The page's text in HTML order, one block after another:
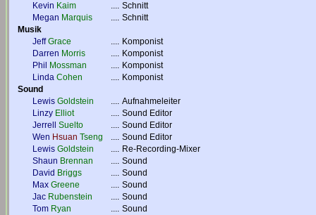
Kevin Kaim .... Schnitt
Megan Marquis .... Schnitt
Musik
Jeff Grace .... Komponist
Darren Morris .... Komponist
Phil
Mossman .... Komponist
Linda Cohen .... Komponist
Sound
Lewis Goldstein .... Aufnahmeleiter
Linzy Elliot .... Sound Editor
Jerrell
Suelto .... Sound Editor
Wen Hsuan Tseng .... Sound Editor
Lewis Goldstein .... Re-Recording-Mixer
Shaun Brennan .... Sound
David Briggs .... Sound
Max Greene .... Sound
Jac Rubenstein .... Sound
Tom Ryan .... Sound